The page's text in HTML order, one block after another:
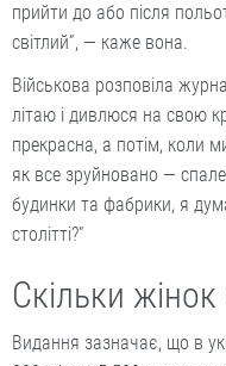
прийти до або після
світлий”, — каже вона.
Військова розповіла
літаю і дивлюся на свою
прекрасна, а потім, коли
як все зруйновано —
будинки та фабрики, я
столітті?”
Скільки
Видання зазначає, що в